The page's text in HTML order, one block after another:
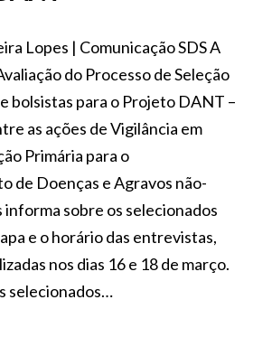
Lopes | Comunicação SDS A
do Processo de Seleção
bolsistas para o Projeto DANT –
as ações de Vigilância em
Primária para o
de Doenças e Agravos não-
sobre os selecionados
e o horário das entrevistas,
nos dias 16 e 18 de março.
selecionados…